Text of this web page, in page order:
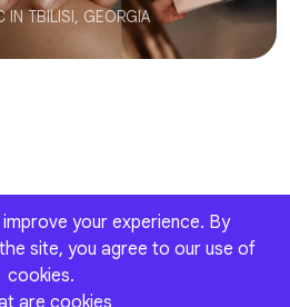
IN TBILISI, GEORGIA
your experience. By
site, you agree to our use of
cookies.
are cookies